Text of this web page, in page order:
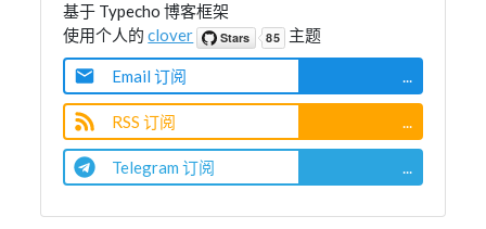
基于 Typecho 博客框架
使用个人的clover 主题
Email 订阅
RSS 订阅
Telegram 订阅